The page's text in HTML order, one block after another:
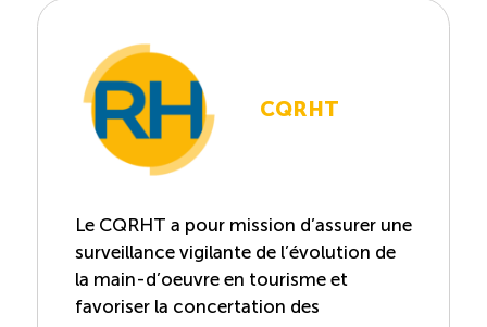
CQRHT
Le CQRHT a pour mission d’assurer une
surveillance vigilante de l’évolution de
la main-d’oeuvre en tourisme et
favoriser la concertation des